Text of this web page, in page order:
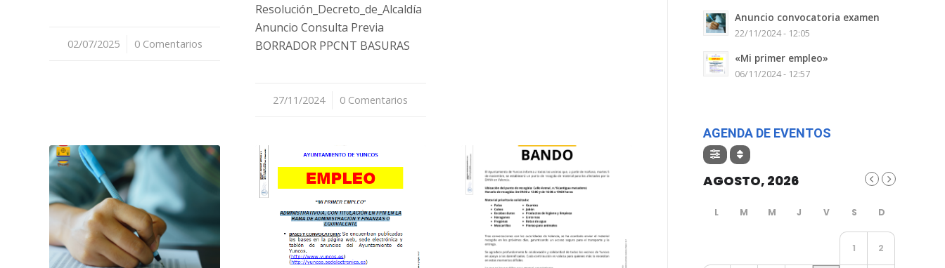
02/07/2025
/ 0 Comentarios
Resolución_Decreto_de_Alcaldía
Anuncio Consulta Previa
BORRADOR PPCNT BASURAS
27/11/2024
/ 0 Comentarios
Anuncio convocatoria examen
22/11/2024 - 12:05
«Mi primer empleo»
06/11/2024 - 12:57
AGENDA DE EVENTOS
AGOSTO, 2026
1 2